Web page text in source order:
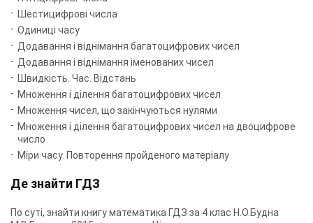
Шестицифрові числа
Одиниці часу
Додавання і віднімання багатоцифрових чисел
Додавання і віднімання іменованих чисел
Швидкість. Час. Відстань
Множення і ділення багатоцифрових чисел
Множення чисел, що закінчуються нулями
Множення і ділення багатоцифрових чисел на двоцифрове
число
Міри часу. Повторення пройденого матеріалу
Де знайти ГДЗ
По суті, знайти книгу математика ГДЗ за 4 клас Н.О.Будна